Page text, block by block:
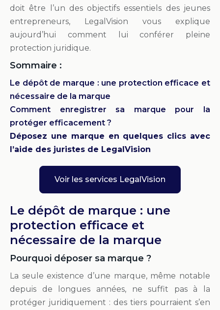
doit être l’un des objectifs essentiels des jeunes
entrepreneurs, LegalVision vous explique
aujourd’hui comment lui conférer pleine
protection juridique.
Sommaire :
Le dépôt de marque : une protection efficace et
nécessaire de la marque
Comment enregistrer sa marque pour la
protéger efficacement ?
Déposez une marque en quelques clics avec
l’aide des juristes de LegalVision
Voir les services LegalVision
Le dépôt de marque : une
protection efficace et
nécessaire de la marque
Pourquoi déposer sa marque ?
La seule existence d’une marque, même notable
depuis de longues années, ne suffit pas à la
protéger juridiquement : des tiers pourraient s’en